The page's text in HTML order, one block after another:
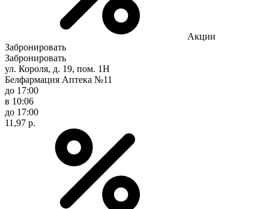
Акции
Забронировать
Забронировать
ул. Короля, д. 19, пом. 1Н
Белфармация Аптека №11
до 17:00
в 10:06
до 17:00
11,97 р.